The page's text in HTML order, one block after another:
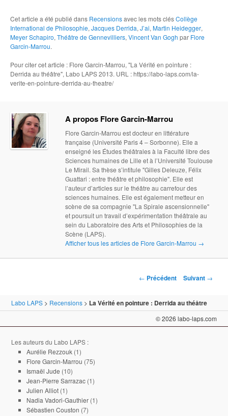
Cet article a été publié dans Recensionsavec les mots clésCollège
International de Philosophie, Jacques Derrida, J’ai, Martin Heidegger,
Meyer Schapiro, Théâtre de Gennevilliers, Vincent Van Gogh par Flore
Garcin-Marrou.
Pour citer cet article : Flore Garcin-Marrou, "La Vérité en pointure :
Derrida au théâtre", Labo LAPS 2013. URL : https://labo-laps.com/la-
verite-en-pointure-derrida-au-theatre/
A propos Flore Garcin-Marrou
Flore Garcin-Marrou est docteur en littérature
française (Université Paris 4 – Sorbonne). Elle a
enseigné les Études théâtrales à la Faculté libre des
Sciences humaines de Lille et à l’Université Toulouse
Le Mirail. Sa thèse s’intitule "Gilles Deleuze, Félix
Guattari : entre théâtre et philosophie". Elle est
l’auteur d’articles sur le théâtre au carrefour des
sciences humaines. Elle est également metteur en
scène de sa compagnie "La Spirale ascensionnelle"
et poursuit un travail d’expérimentation théâtrale au
sein du Laboratoire des Arts et Philosophies de la
Scène (LAPS).
Afficher tous les articles de Flore Garcin-Marrou →
Navigation des articles
← Précédent Suivant →
Labo LAPS > Recensions > La Vérité en pointure : Derrida au théâtre
© 2026 labo-laps.com
Les auteurs du Labo LAPS :
Aurélie Rezzouk (1)
Flore Garcin-Marrou (75)
Ismaël Jude (10)
Jean-Pierre Sarrazac (1)
Julien Alliot (1)
Nadia Vadori-Gauthier (1)
Sébastien Couston (7)